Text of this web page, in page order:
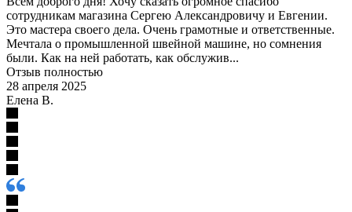
сотрудникам магазина Сергею Александровичу и Евгении.
Это мастера своего дела. Очень грамотные и ответственные.
Мечтала о промышленной швейной машине, но сомнения
были. Как на ней работать, как обслужив...
Отзыв полностью
28 апреля 2025
Елена В.